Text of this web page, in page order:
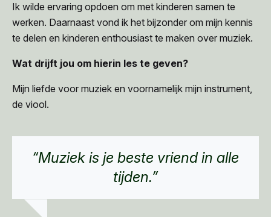
Ik wilde ervaring opdoen om met kinderen samen te
werken. Daarnaast vond ik het bijzonder om mijn kennis
te delen en kinderen enthousiast te maken over muziek.
Wat drijft jou om hierin les te geven?
Mijn liefde voor muziek en voornamelijk mijn instrument,
de viool.
“Muziek is je beste vriend in alle
tijden.”